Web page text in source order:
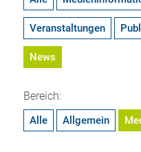
Veranstaltungen
News
Bereich:
Alle Allgemein